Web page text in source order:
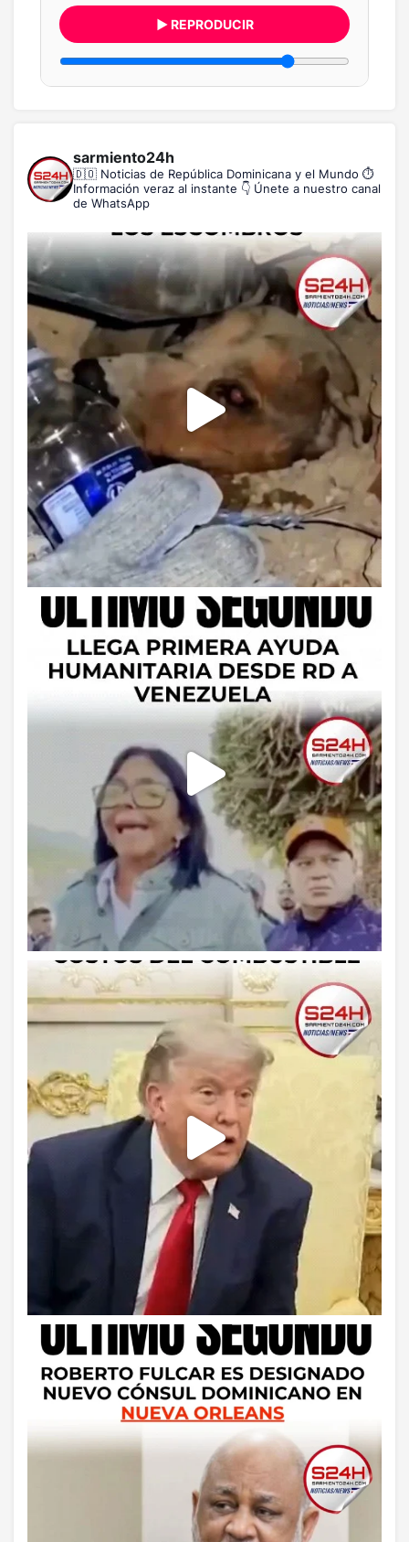
▶ REPRODUCIR
sarmiento24h
🇩🇴 Noticias de República Dominicana y el Mundo ⏱️
Información veraz al instante 👇 Únete a nuestro canal
de WhatsApp